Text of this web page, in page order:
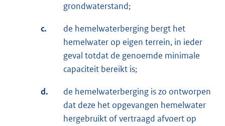
grondwaterstand;
c.
de hemelwaterberging bergt het
hemelwater op eigen terrein, in ieder
geval totdat de genoemde minimale
capaciteit bereikt is;
d.
de hemelwaterberging is zo ontworpen
dat deze het opgevangen hemelwater
hergebruikt of vertraagd afvoert op